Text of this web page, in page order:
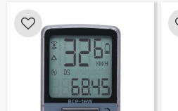
Lägg till i favoriter